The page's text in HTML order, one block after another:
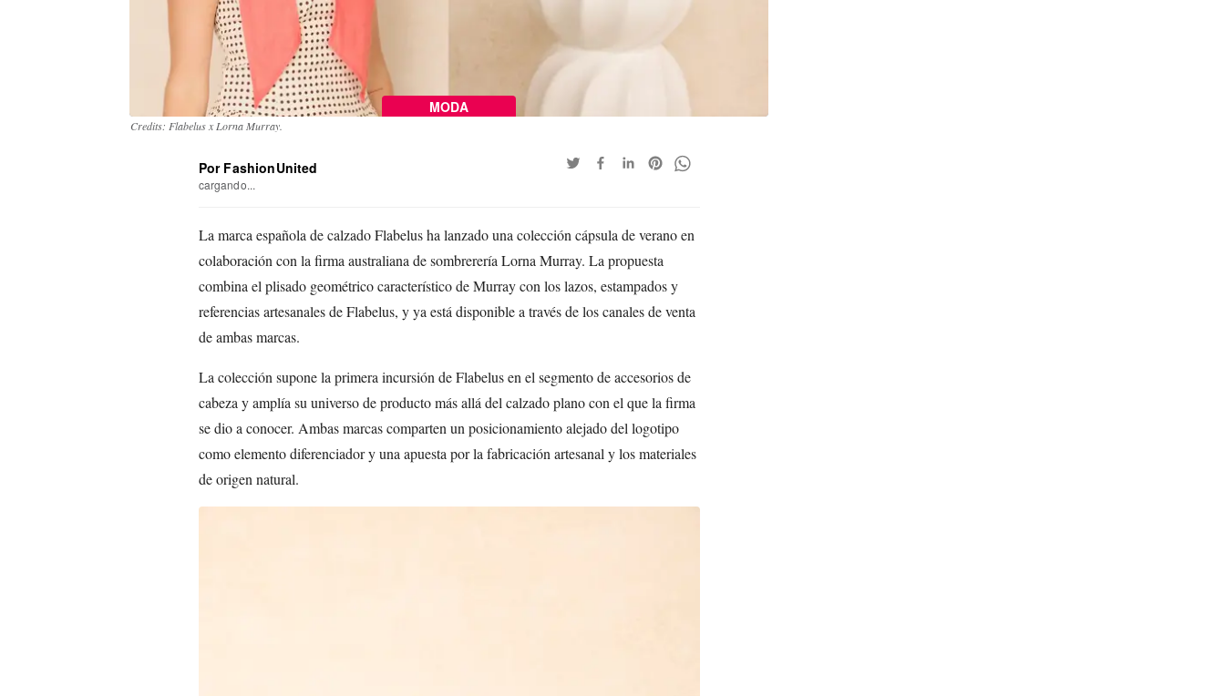
MODA
Credits: Flabelus x Lorna Murray.
Por FashionUnited
cargando...
La marca española de calzado Flabelus ha lanzado una colección cápsula de verano en
colaboración con la firma australiana de sombrerería Lorna Murray. La propuesta
combina el plisado geométrico característico de Murray con los lazos, estampados y
referencias artesanales de Flabelus, y ya está disponible a través de los canales de venta
de ambas marcas.
La colección supone la primera incursión de Flabelus en el segmento de accesorios de
cabeza y amplía su universo de producto más allá del calzado plano con el que la firma
se dio a conocer. Ambas marcas comparten un posicionamiento alejado del logotipo
como elemento diferenciador y una apuesta por la fabricación artesanal y los materiales
de origen natural.